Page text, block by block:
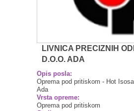
LIVNICA PRECIZNIH
D.O.O. ADA
Opis posla:
Oprema pod pritiskom - Hot
Ada
Vrsta opreme:
Oprema pod pritiskom